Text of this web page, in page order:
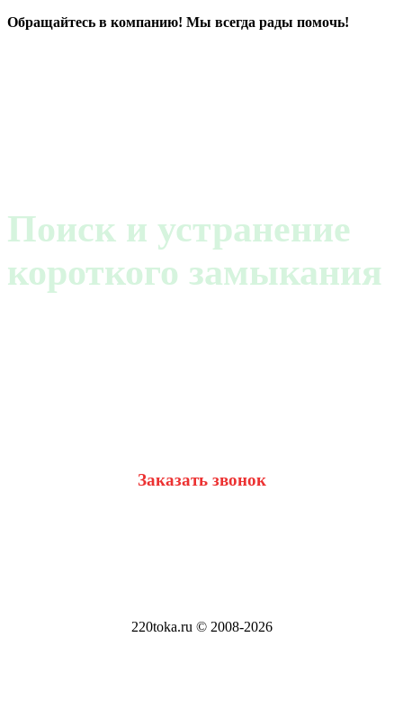
Обращайтесь в компанию! Мы всегда рады помочь!
Поиск и устранение
короткого замыкания
Заказать звонок
220toka.ru © 2008-2026